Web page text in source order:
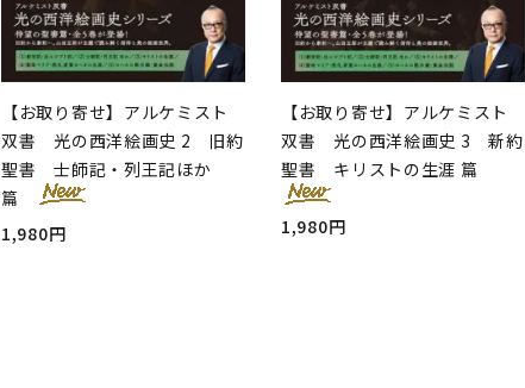
【お取り寄せ】アルケミスト
双書 光の西洋絵画史 2 旧約
聖書 士師記・列王記ほか
篇
1,980円
【お取り寄せ】アルケミスト
双書 光の西洋絵画史 3 新約
聖書 キリストの生涯 篇
1,980円